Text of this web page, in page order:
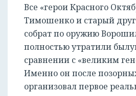
Все «герои Красного
Тимошенко и старый
собрат по оружию
полностью утратили
сравнении с «великим
Именно он после
организовал первое